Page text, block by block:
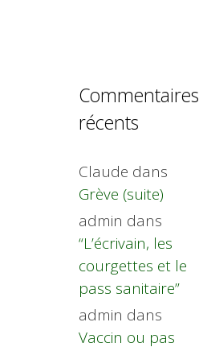
Commentaires
récents
Claude dans
Grève (suite)
admin dans
“L’écrivain, les
courgettes et le
pass sanitaire”
admin dans
Vaccin ou pas